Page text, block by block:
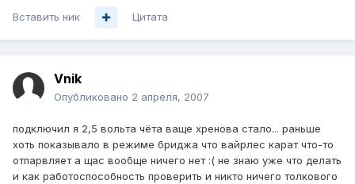
Вставить ник Цитата
Vnik
Опубликовано 2 апреля, 2007
подключил я 2,5 вольта чёта ваще хренова стало... раньше
хоть показывало в режиме бриджа что вайрлес карат что-то
отпарвляет а щас вообще ничего нет :( не знаю уже что делать
и как работоспособность проверить и никто ничего толкового